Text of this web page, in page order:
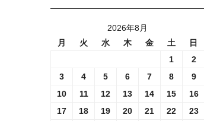
2026年8月
月
火 水 木 金 土 日
1
2
3
4 5 6 7 8
9
10
11 12 13 14 15
16
17
18 19 20 21 22
23